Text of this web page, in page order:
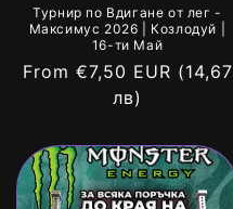
Турнир по Вдигане от лег -
Максимус 2026 | Козлодуй |
16-ти Май
Regular
From €7,50 EUR (14,67
лв)